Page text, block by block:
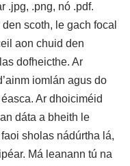
.jpg, .png, nó .pdf.
scoth, le gach focal
aon chuid den
dofheicthe. Ar
iomlán agus do
Ar dhoiciméid
dáta a bheith le
sholas nádúrtha lá,
Má leanann tú na